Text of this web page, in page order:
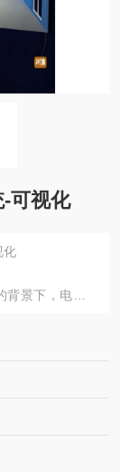
可视化
化
景下，电力设
要求的不断提
理提供全新解